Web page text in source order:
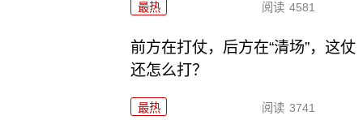
最热 阅读 4581
前方在打仗，后方在“清场”，这仗
还怎么打？
最热 阅读 3741